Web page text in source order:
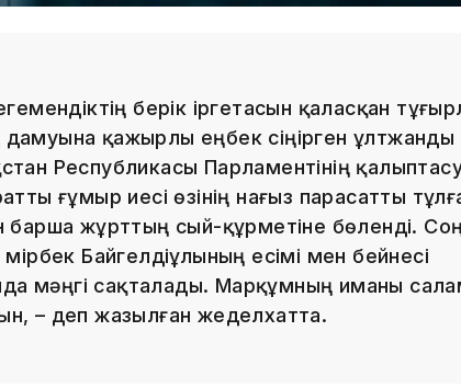
берік іргетасын қаласқан
қажырлы еңбек сіңірген ұлтжанды
Республикасы Парламентінің
ғұмыр иесі өзінің нағыз парасатты
барша жұрттың сый-құрметіне бөленді.
Байгелдіұлының есімі мен бейнесі
мәңгі сақталады. Марқұмның иманы
– деп жазылған жеделхатта.